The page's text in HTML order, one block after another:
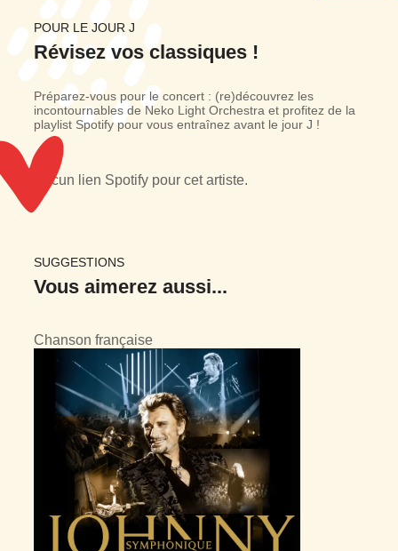
POUR LE JOUR J
Révisez vos classiques !
Préparez-vous pour le concert : (re)découvrez les
incontournables de Neko Light Orchestra et profitez de la
playlist Spotify pour vous entraînez avant le jour J !
Aucun lien Spotify pour cet artiste.
SUGGESTIONS
Vous aimerez aussi...
Chanson française